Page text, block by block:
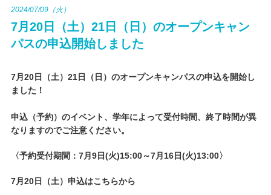
学部・大学院
学友会クラブ活動
2024/07/09（火）
7月20日（土）21日（日）のオープンキャン
パスの申込開始しました
7月20日（土）21日（日）のオープンキャンパスの申込を開始し
ました！
申込（予約）のイベント、学年によって受付時間、終了時間が異
なりますのでご注意ください。
〈予約受付期間： 7月 9日(火)15:00～7月 16日(火)13:00〉
7月 20日（土）申込はこちらから